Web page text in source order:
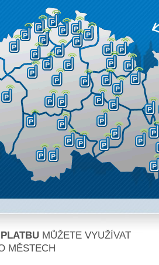
MŮŽETE VYUŽÍVAT
MĚSTECH